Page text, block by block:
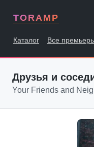
TORAMP
Каталог Все
Друзья и
Your Friends and